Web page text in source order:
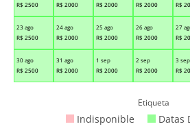
R$ 2500
R$ 2000
R$ 2000
R$ 2000
R$
23 ago
R$ 2500
24 ago
R$ 2000
25 ago
R$ 2000
26 ago
R$ 2000
27
R$
30 ago
R$ 2500
31 ago
R$ 2000
1 sep
R$ 2000
2 sep
R$ 2000
3 sep
R$
Etiqueta
Indisponible Datas